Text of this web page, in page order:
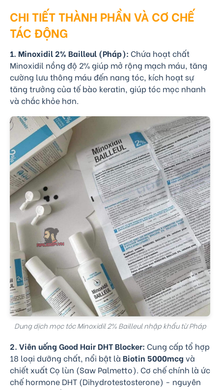
CHI TIẾT THÀNH PHẦN VÀ CƠ CHẾ
TÁC ĐỘNG
1. Minoxidil 2% Bailleul (Pháp): Chứa hoạt chất
Minoxidil nồng độ 2% giúp mở rộng mạch máu, tăng
cường lưu thông máu đến nang tóc, kích hoạt sự
tăng trưởng của tế bào keratin, giúp tóc mọc nhanh
và chắc khỏe hơn.
Dung dịch mọc tóc Minoxidil 2% Bailleul nhập khẩu từ Pháp
2. Viên uống Good Hair DHT Blocker: Cung cấp tổ hợp
18 loại dưỡng chất, nổi bật là Biotin 5000mcg và
chiết xuất Cọ lùn (Saw Palmetto). Cơ chế chính là ức
chế hormone DHT (Dihydrotestosterone) - nguyên